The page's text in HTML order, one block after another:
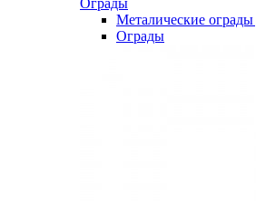
Ограды
Металические
Ограды